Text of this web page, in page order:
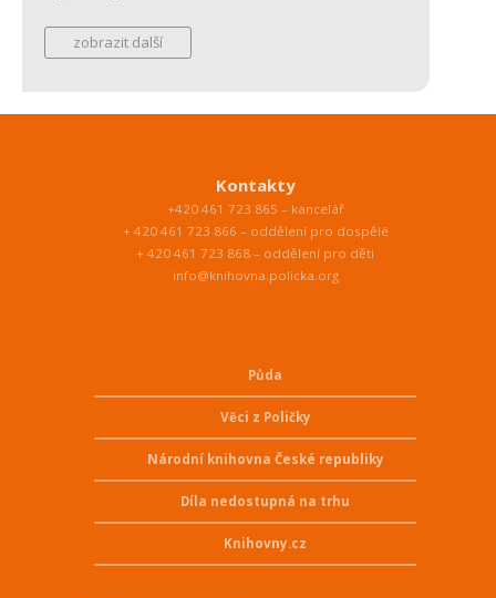
zobrazit další
Kontakty
+420 461 723 865 – kancelář
+ 420 461 723 866 – oddělení pro dospělé
+ 420 461 723 868 – oddělení pro děti
info@knihovna.policka.org
Půda
Věci z Poličky
Národní knihovna České republiky
Díla nedostupná na trhu
Knihovny.cz